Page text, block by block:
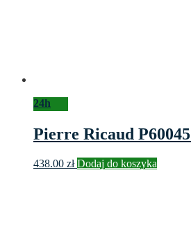
24h
Pierre Ricaud
438.00 zł Dodaj do koszyka